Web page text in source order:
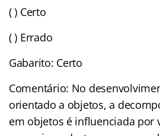
( ) Certo
( ) Errado
Gabarito: Certo
Comentário: No
orientado a objetos, a
em objetos é influenciada por